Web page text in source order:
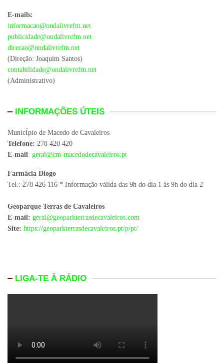
E-mails:
informacao@ondalivrefm.net
publicidade@ondalivrefm.net
direcao@ondalivrefm.net
(Direção: Joaquim Santos)
contabilidade@ondalivrefm.net
(Administrativo)
INFORMAÇÕES ÚTEIS
MunicÍpio de Macedo de Cavaleiros
Telefone: 278 420 420
E-mail: geral@cm-macedodecavaleiros.pt
Farmácia Diogo
Tel.: 278 426 116 * Informação válida das 9h do dia 1 às 9h do dia 2
Geoparque Terras de Cavaleiros
E-mail: geral@geoparkterrasdecavaleiros.com
Site: https://geoparkterrasdecavaleiros.pt/p/pt/
LIGA-TE À RÁDIO